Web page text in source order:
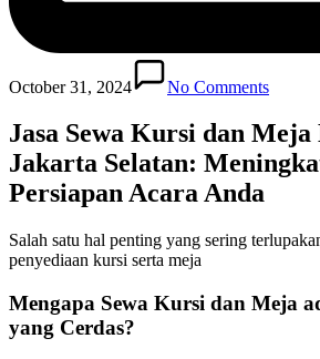
October 31, 2024 No Comments
Jasa Sewa Kursi dan
Jakarta Selatan:
Persiapan Acara Anda
Salah satu hal penting yang sering
penyediaan kursi serta meja
Mengapa Sewa Kursi dan Meja
yang Cerdas?